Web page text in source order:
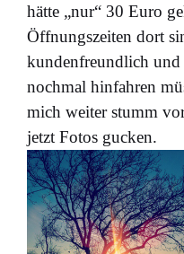
hätte „nur“ 30 Euro
Öffnungszeiten dort
kundenfreundlich und
nochmal hinfahren
mich weiter stumm
jetzt Fotos gucken.